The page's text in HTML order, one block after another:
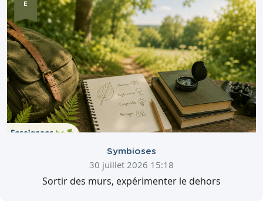
Symbioses
30 juillet 2026 15:18
Sortir des murs, expérimenter le dehors